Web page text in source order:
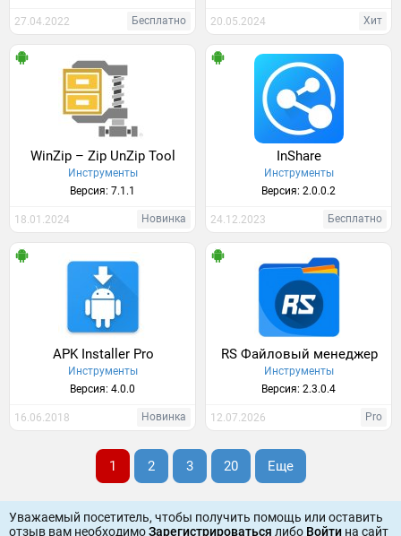
27.04.2022 Бесплатно 20.05.2024 Хит
WinZip – Zip UnZip Tool
Инструменты
Версия: 7.1.1
18.01.2024 Новинка
InShare
Инструменты
Версия: 2.0.0.2
24.12.2023 Бесплатно
APK Installer Pro
Инструменты
Версия: 4.0.0
16.06.2018 Новинка
RS Файловый менеджер
Инструменты
Версия: 2.3.0.4
12.07.2026 Pro
1 2 3 20 Еще
Уважаемый посетитель, чтобы получить помощь или оставить
отзыв вам необходимоЗарегистрироваться либо Войти на сайт